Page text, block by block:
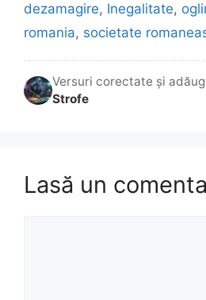
dezamagire, Inegalitate,
romania, societate
Versuri corectate și
Strofe
Lasă un